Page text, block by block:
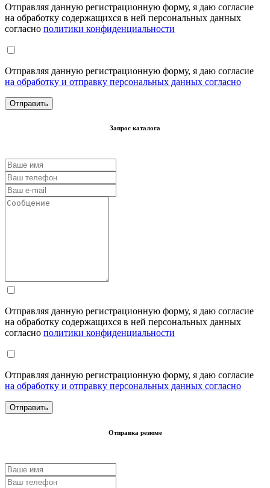
Отправляя данную регистрационную форму, я даю согласие
на обработку содержащихся в ней персональных данных
согласно политики конфиденциальности
Отправляя данную регистрационную форму, я даю согласие
на обработку и отправку персональных данных согласно
Запрос каталога
Отправляя данную регистрационную форму, я даю согласие
на обработку содержащихся в ней персональных данных
согласно политики конфиденциальности
Отправляя данную регистрационную форму, я даю согласие
на обработку и отправку персональных данных согласно
Отправка резюме